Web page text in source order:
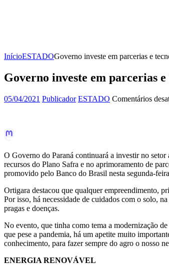
InícioESTADOGoverno investe em parcerias e
Governo investe em parcerias
05/04/2021 Publicador ESTADO Comentários
O Governo do Paraná continuará a investir no
recursos do Plano Safra e no aprimoramento de
promovido pelo Banco do Brasil nesta segunda-
Ortigara destacou que qualquer empreendimento,
Por isso, há necessidade de cuidados com o solo,
pragas e doenças.
No evento, que tinha como tema a modernização
que pese a pandemia, há um apetite muito
conhecimento, para fazer sempre do agro o nosso
ENERGIA RENOVÁVEL